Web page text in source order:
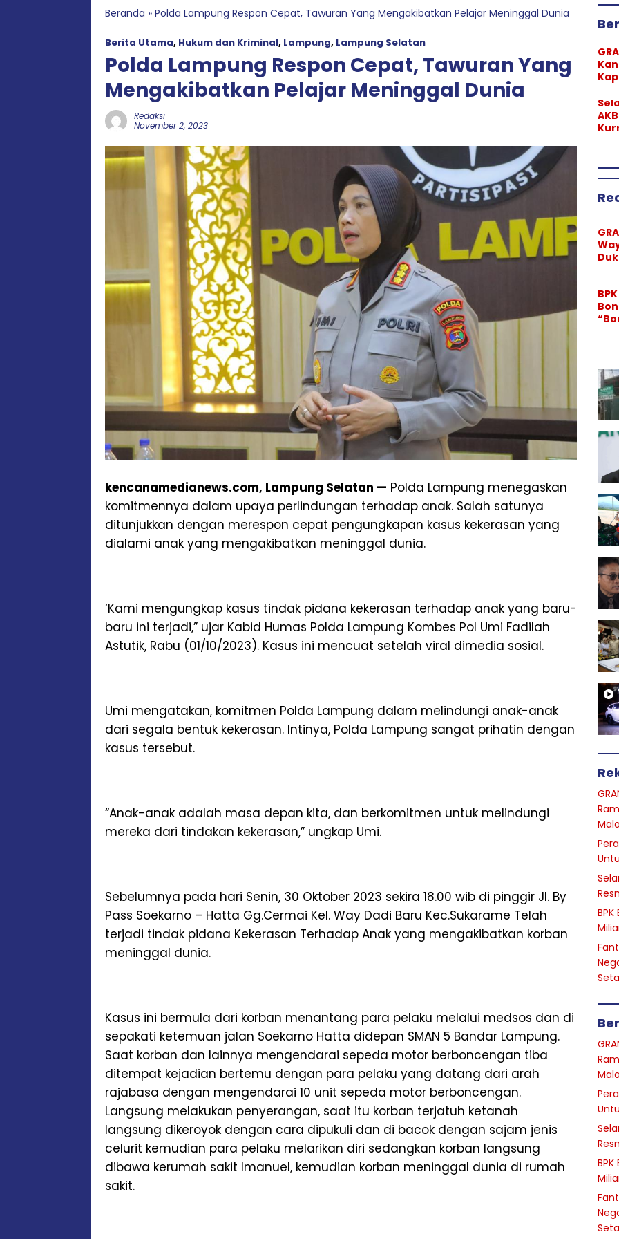
Beranda » Polda Lampung Respon Cepat, Tawuran Yang Mengakibatkan Pelajar Meninggal Dunia
Berita Utama, Hukum dan Kriminal, Lampung, Lampung Selatan
Polda Lampung Respon Cepat, Tawuran Yang
Mengakibatkan Pelajar Meninggal Dunia
Redaksi
November 2, 2023
kencanamedianews.com, Lampung Selatan — Polda Lampung menegaskan
komitmennya dalam upaya perlindungan terhadap anak. Salah satunya
ditunjukkan dengan merespon cepat pengungkapan kasus kekerasan yang
dialami anak yang mengakibatkan meninggal dunia.
‘Kami mengungkap kasus tindak pidana kekerasan terhadap anak yang baru-
baru ini terjadi,” ujar Kabid Humas Polda Lampung Kombes Pol Umi Fadilah
Astutik, Rabu (01/10/2023). Kasus ini mencuat setelah viral dimedia sosial.
Umi mengatakan, komitmen Polda Lampung dalam melindungi anak-anak
dari segala bentuk kekerasan. Intinya, Polda Lampung sangat prihatin dengan
kasus tersebut.
“Anak-anak adalah masa depan kita, dan berkomitmen untuk melindungi
mereka dari tindakan kekerasan,” ungkap Umi.
Sebelumnya pada hari Senin, 30 Oktober 2023 sekira 18.00 wib di pinggir Jl. By
Pass Soekarno – Hatta Gg.Cermai Kel. Way Dadi Baru Kec.Sukarame Telah
terjadi tindak pidana Kekerasan Terhadap Anak yang mengakibatkan korban
meninggal dunia.
Kasus ini bermula dari korban menantang para pelaku melalui medsos dan di
sepakati ketemuan jalan Soekarno Hatta didepan SMAN 5 Bandar Lampung.
Saat korban dan lainnya mengendarai sepeda motor berboncengan tiba
ditempat kejadian bertemu dengan para pelaku yang datang dari arah
rajabasa dengan mengendarai 10 unit sepeda motor berboncengan.
Langsung melakukan penyerangan, saat itu korban terjatuh ketanah
langsung dikeroyok dengan cara dipukuli dan di bacok dengan sajam jenis
celurit kemudian para pelaku melarikan diri sedangkan korban langsung
dibawa kerumah sakit Imanuel, kemudian korban meninggal dunia di rumah
sakit.
a
BPK
nya